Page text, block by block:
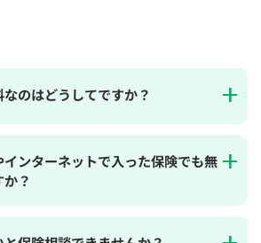
のはどうしてですか？
ンターネットで入った保険でも無
？